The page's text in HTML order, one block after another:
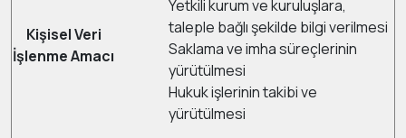
Kişisel Veri
İşlenme Amacı
Yetkili kurum ve kuruluşlara,
taleple bağlı şekilde bilgi verilmesi
Saklama ve imha süreçlerinin
yürütülmesi
Hukuk işlerinin takibi ve
yürütülmesi